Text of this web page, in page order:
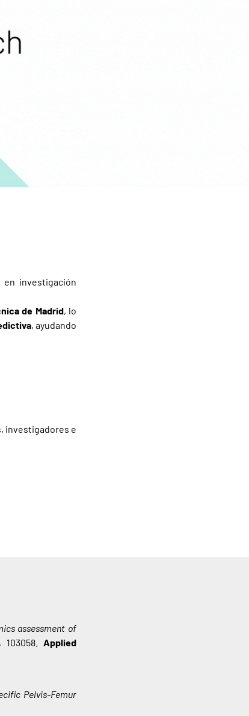
en investigación
de Madrid, lo
, ayudando
investigadores e
assessment of
103058. Applied
Pelvis-Femur